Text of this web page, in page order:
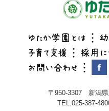
〒950-3307 新潟県
TEL.025-387-